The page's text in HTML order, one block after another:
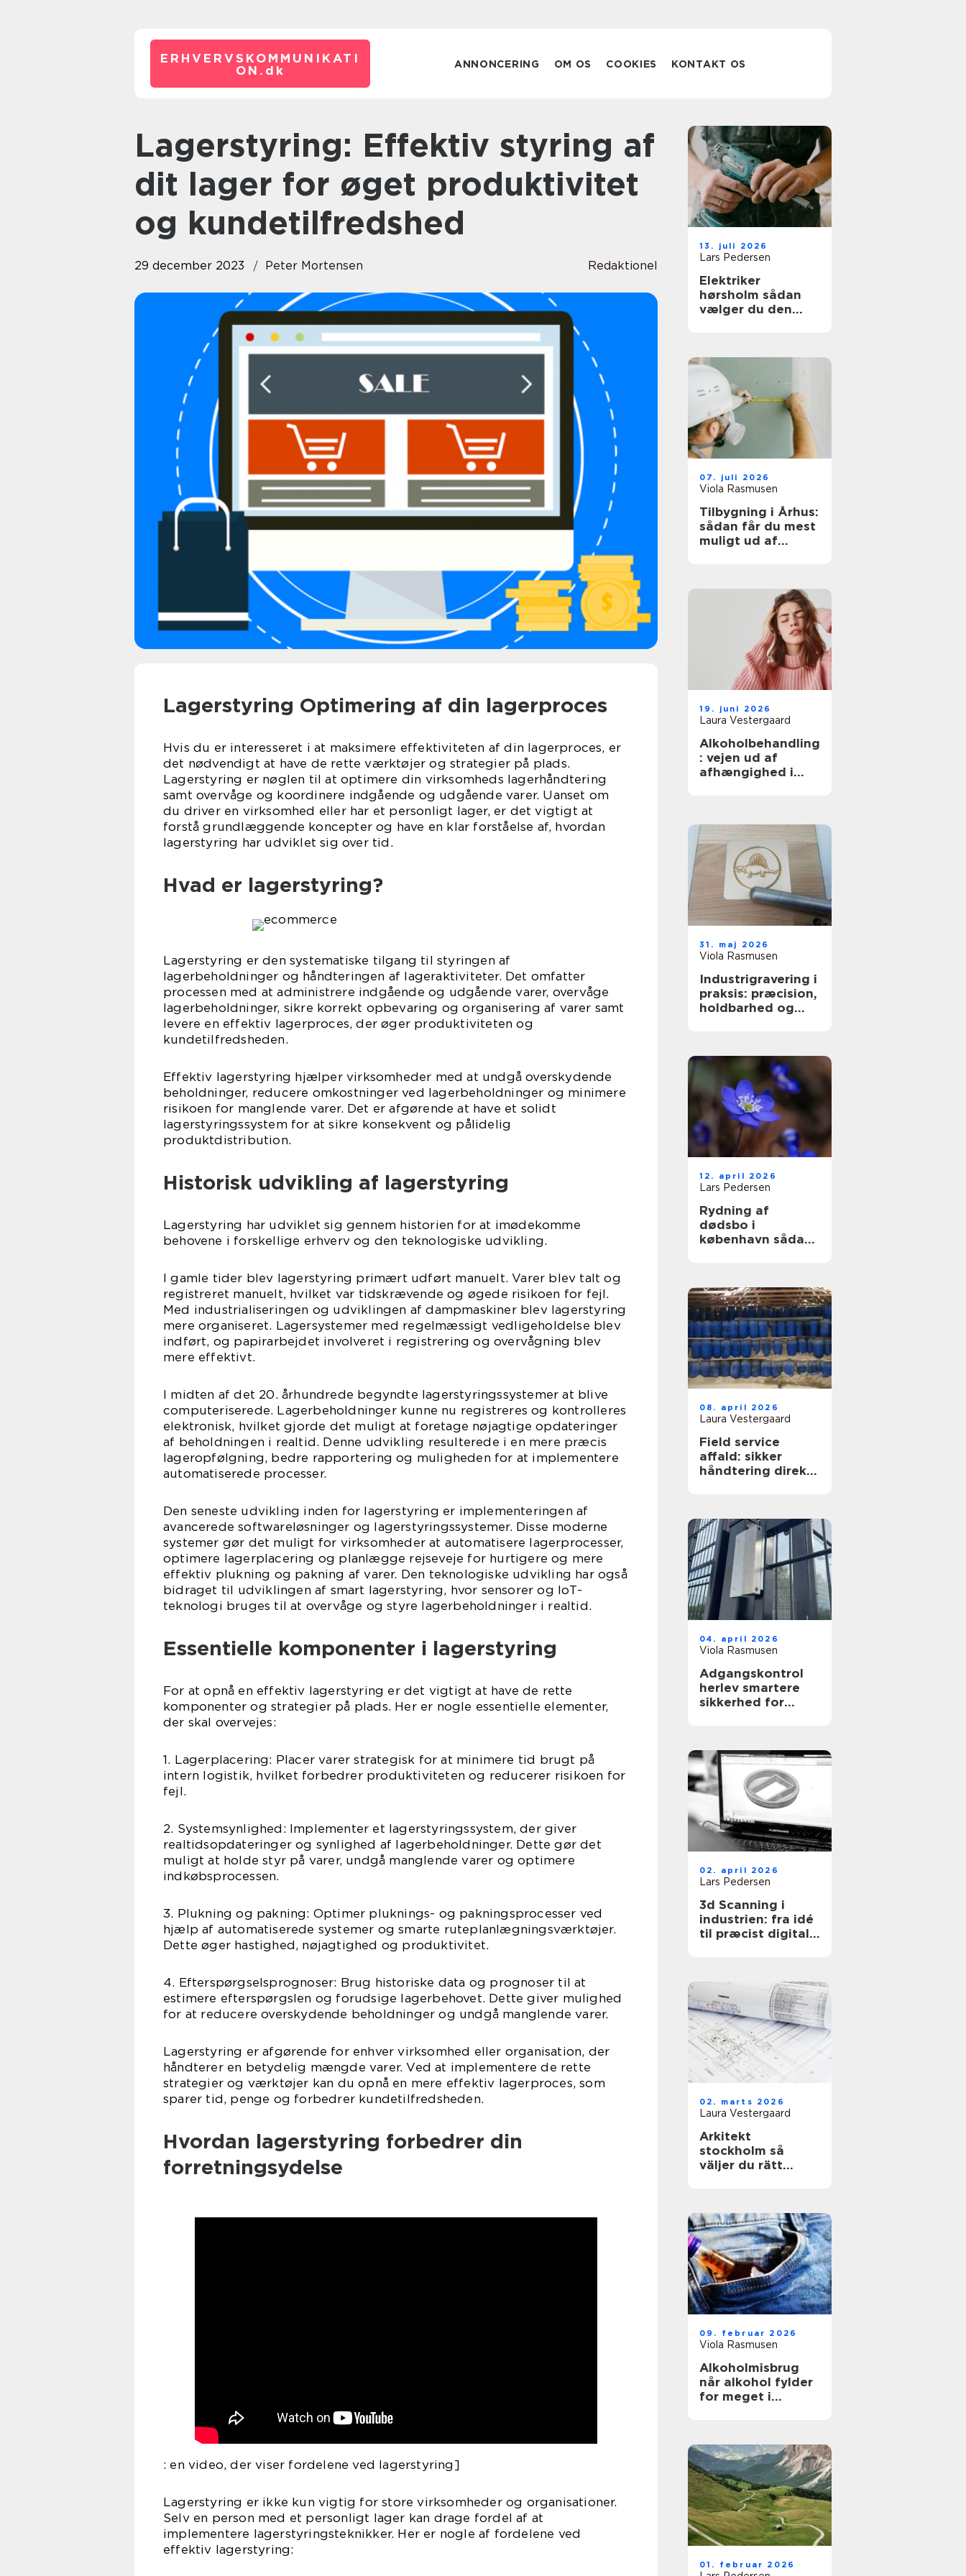
ERHVERVSKOMMUNIKATI
ON. dk ANNONCERING OM OS COOKIES KONTAKT OS
Lagerstyring: Effektiv styring af
dit lager for øget produktivitet
og kundetilfredshed
29 december 2023 Peter Mortensen Redaktionel
Lagerstyring Optimering af din lagerproces
Hvis du er interesseret i at maksimere effektiviteten af din lagerproces, er
det nødvendigt at have de rette værktøjer og strategier på plads.
Lagerstyring er nøglen til at optimere din virksomheds lagerhåndtering
samt overvåge og koordinere indgående og udgående varer. Uanset om
du driver en virksomhed eller har et personligt lager, er det vigtigt at
forstå grundlæggende koncepter og have en klar forståelse af, hvordan
lagerstyring har udviklet sig over tid.
Hvad er lagerstyring?
Lagerstyring er den systematiske tilgang til styringen af
lagerbeholdninger og håndteringen af lageraktiviteter. Det omfatter
processen med at administrere indgående og udgående varer, overvåge
lagerbeholdninger, sikre korrekt opbevaring og organisering af varer samt
levere en effektiv lagerproces, der øger produktiviteten og
kundetilfredsheden.
Effektiv lagerstyring hjælper virksomheder med at undgå overskydende
beholdninger, reducere omkostninger ved lagerbeholdninger og minimere
risikoen for manglende varer. Det er afgørende at have et solidt
lagerstyringssystem for at sikre konsekvent og pålidelig
produktdistribution.
Historisk udvikling af lagerstyring
Lagerstyring har udviklet sig gennem historien for at imødekomme
behovene i forskellige erhverv og den teknologiske udvikling.
I gamle tider blev lagerstyring primært udført manuelt. Varer blev talt og
registreret manuelt, hvilket var tidskrævende og øgede risikoen for fejl.
Med industrialiseringen og udviklingen af dampmaskiner blev lagerstyring
mere organiseret. Lagersystemer med regelmæssigt vedligeholdelse blev
indført, og papirarbejdet involveret i registrering og overvågning blev
mere effektivt.
I midten af det 20. århundrede begyndte lagerstyringssystemer at blive
computeriserede. Lagerbeholdninger kunne nu registreres og kontrolleres
elektronisk, hvilket gjorde det muligt at foretage nøjagtige opdateringer
af beholdningen i realtid. Denne udvikling resulterede i en mere præcis
lageropfølgning, bedre rapportering og muligheden for at implementere
automatiserede processer.
Den seneste udvikling inden for lagerstyring er implementeringen af
avancerede softwareløsninger og lagerstyringssystemer. Disse moderne
systemer gør det muligt for virksomheder at automatisere lagerprocesser,
optimere lagerplacering og planlægge rejseveje for hurtigere og mere
effektiv plukning og pakning af varer. Den teknologiske udvikling har også
bidraget til udviklingen af smart lagerstyring, hvor sensorer og IoT-
teknologi bruges til at overvåge og styre lagerbeholdninger i realtid.
Essentielle komponenter i lagerstyring
For at opnå en effektiv lagerstyring er det vigtigt at have de rette
komponenter og strategier på plads. Her er nogle essentielle elementer,
der skal overvejes:
1. Lagerplacering: Placer varer strategisk for at minimere tid brugt på
intern logistik, hvilket forbedrer produktiviteten og reducerer risikoen for
fejl.
2. Systemsynlighed: Implementer et lagerstyringssystem, der giver
realtidsopdateringer og synlighed af lagerbeholdninger. Dette gør det
muligt at holde styr på varer, undgå manglende varer og optimere
indkøbsprocessen.
3. Plukning og pakning: Optimer pluknings- og pakningsprocesser ved
hjælp af automatiserede systemer og smarte ruteplanlægningsværktøjer.
Dette øger hastighed, nøjagtighed og produktivitet.
4. Efterspørgselsprognoser: Brug historiske data og prognoser til at
estimere efterspørgslen og forudsige lagerbehovet. Dette giver mulighed
for at reducere overskydende beholdninger og undgå manglende varer.
Lagerstyring er afgørende for enhver virksomhed eller organisation, der
håndterer en betydelig mængde varer. Ved at implementere de rette
strategier og værktøjer kan du opnå en mere effektiv lagerproces, som
sparer tid, penge og forbedrer kundetilfredsheden.
Hvordan lagerstyring forbedrer din
forretningsydelse
: en video, der viser fordelene ved lagerstyring]
Lagerstyring er ikke kun vigtig for store virksomheder og organisationer.
Selv en person med et personligt lager kan drage fordel af at
implementere lagerstyringsteknikker. Her er nogle af fordelene ved
effektiv lagerstyring:
13. juli 2026
Lars Pedersen
Elektriker
hørsholm sådan
vælger du den
07. juli 2026
Viola Rasmusen
Tilbygning i Århus:
sådan får du mest
muligt ud af
19. juni 2026
Laura Vestergaard
Alkoholbehandling
: vejen ud af
afhængighed i
31. maj 2026
Viola Rasmusen
Industrigravering i
praksis: præcision,
holdbarhed og
12. april 2026
Lars Pedersen
Rydning af
dødsbo i
københavn sådan
08. april 2026
Laura Vestergaard
Field service
affald: sikker
håndtering direkte
04. april 2026
Viola Rasmusen
Adgangskontrol
herlev smartere
sikkerhed for
02. april 2026
Lars Pedersen
3d Scanning i
industrien: fra idé
til præcist digitalt
02. marts 2026
Laura Vestergaard
Arkitekt
stockholm så
väljer du rätt
09. februar 2026
Viola Rasmusen
Alkoholmisbrug
når alkohol fylder
for meget i
01. februar 2026